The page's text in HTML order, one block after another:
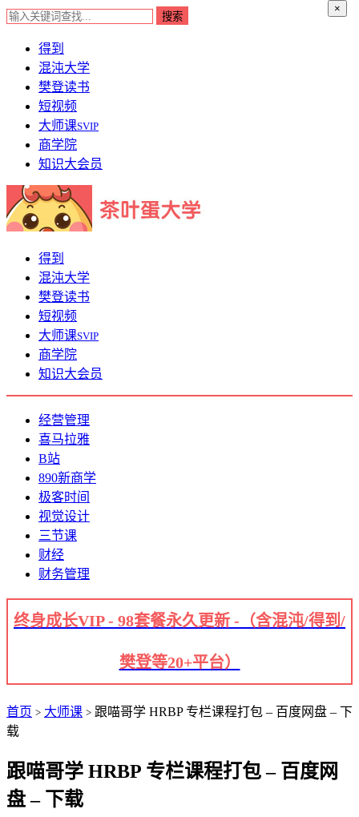
×
得到
混沌大学
樊登读书
短视频
大师课SVIP
商学院
知识大会员
得到
混沌大学
樊登读书
短视频
大师课SVIP
商学院
知识大会员
经营管理
喜马拉雅
B站
890新商学
极客时间
视觉设计
三节课
财经
财务管理
终身成长VIP - 98套餐永久更新 -（含混沌/得到/
樊登等20+平台）
首页 > 大师课 > 跟喵哥学 HRBP 专栏课程打包 – 百度网盘 – 下
载
跟喵哥学 HRBP 专栏课程打包 – 百度网
盘 – 下载